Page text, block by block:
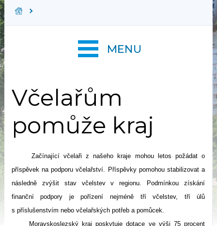
Včelařům
pomůže kraj
Začínající včelaři z našeho kraje mohou letos požádat o
příspěvek na podporu včelařství. Příspěvky pomohou stabilizovat a
následně zvýšit stav včelstev v regionu. Podmínkou získání
finanční podpory je pořízení nejméně tří včelstev, tří úlů
s příslušenstvím nebo včelařských potřeb a pomůcek.
Moravskoslezský kraj poskytuje dotace ve výši 75 procent
MENU